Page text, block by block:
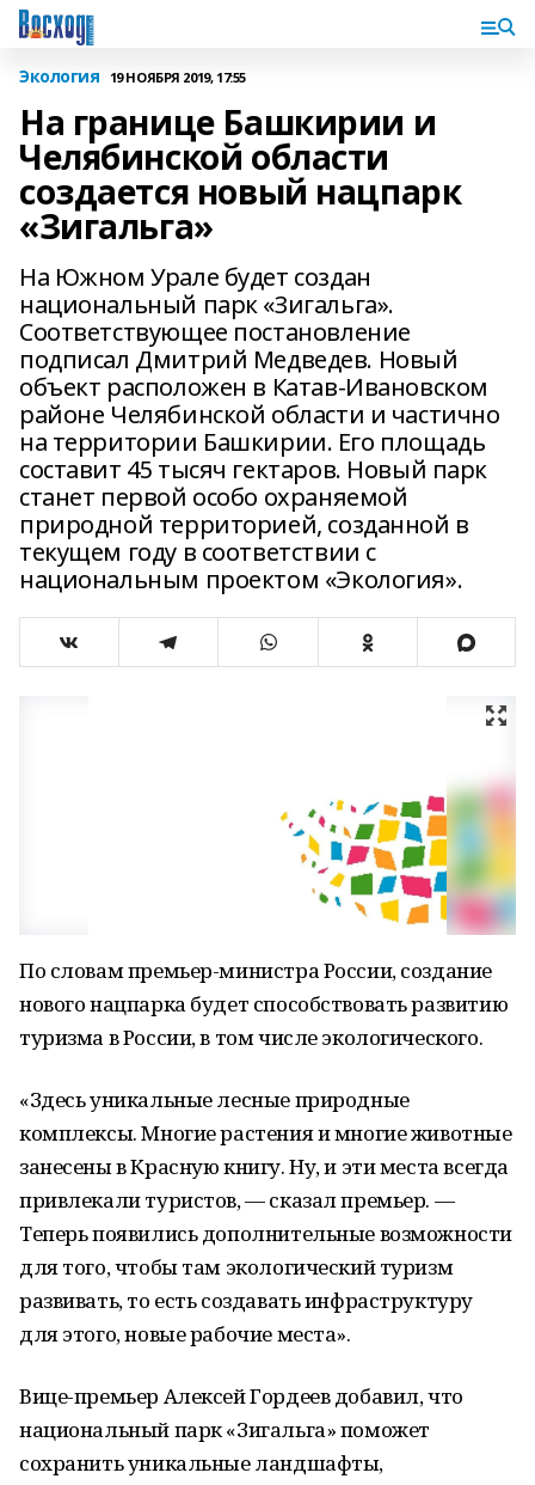
Экология 19 НОЯБРЯ 2019, 17:55
На границе Башкирии и
Челябинской области
создается новый нацпарк
«Зигальга»
На Южном Урале будет создан
национальный парк «Зигальга».
Соответствующее постановление
подписал Дмитрий Медведев. Новый
объект расположен в Катав-Ивановском
районе Челябинской области и частично
на территории Башкирии. Его площадь
составит 45 тысяч гектаров. Новый парк
станет первой особо охраняемой
природной территорией, созданной в
текущем году в соответствии с
национальным проектом «Экология».
По словам премьер-министра России, создание
нового нацпарка будет способствовать развитию
туризма в России, в том числе экологического.
«Здесь уникальные лесные природные
комплексы. Многие растения и многие животные
занесены в Красную книгу. Ну, и эти места всегда
привлекали туристов, — сказал премьер. —
Теперь появились дополнительные возможности
для того, чтобы там экологический туризм
развивать, то есть создавать инфраструктуру
для этого, новые рабочие места».
Вице-премьер Алексей Гордеев добавил, что
национальный парк «Зигальга» поможет
сохранить уникальные ландшафты,